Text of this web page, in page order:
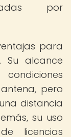
por
para
Su alcance
pero
distancia
su uso
licencias